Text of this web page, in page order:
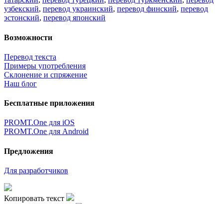
узбекский, перевод украинский, перевод финский, перевод
эстонский, перевод японский
Возможности
Перевод текста
Примеры употребления
Склонение и спряжение
Наш блог
Бесплатные приложения
PROMT.One для iOS
PROMT.One для Android
Предложения
Для разработчиков
Копировать текст